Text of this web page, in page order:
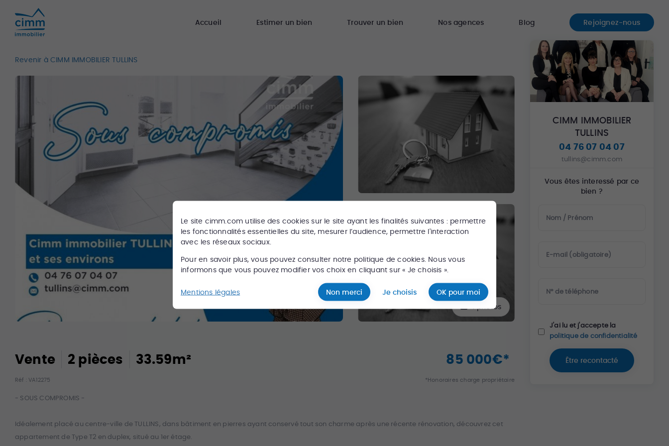
Le site cimm.com utilise des cookies sur le site ayant les finalités suivantes : permettre
les fonctionnalités essentielles du site, mesurer l’audience, permettre l'interaction
avec les réseaux sociaux.
Pour en savoir plus, vous pouvez consulter notre politique de cookies. Nous vous
informons que vous pouvez modifier vos choix en cliquant sur « Je choisis ».
Mentions légales Non merci Je choisis OK pour moi
Accueil Estimer un bien Trouver un bien Nos agences Blog Rejoignez-nous
Revenir à CIMM IMMOBILIER TULLINS
1photos
Vente 2 pièces 33.59m² 85 000€*
Réf :VA12275 *Honoraires charge propriétaire
- SOUS COMPROMIS -
Idéalement placé au centre-ville de TULLINS, dans bâtiment en pierres ayant conservé tout son charme après une récente rénovation, découvrez cet
appartement de Type T2 en duplex, situé au 1er étage.
CIMM IMMOBILIER
TULLINS
04 76 07 04 07
tullins@cimm.com
Vous êtes interessé par ce
bien ?
Nom / Prénom
E-mail (obligatoire)
N° de téléphone
J'ai lu et j'accepte la
politique de confidentialité
Être recontacté